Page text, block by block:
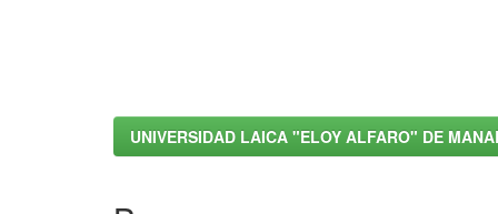
UNIVERSIDAD LAICA "ELOY ALFARO" DE